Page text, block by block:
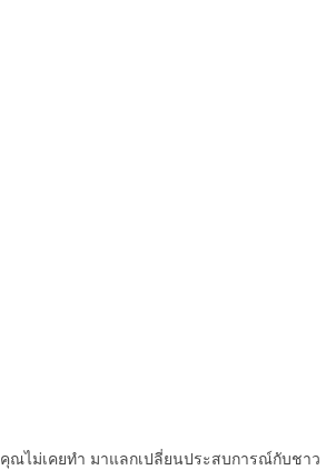
ณไม่เคยทำ มาแลกเปลี่ยนประสบการณ์​กับชาว